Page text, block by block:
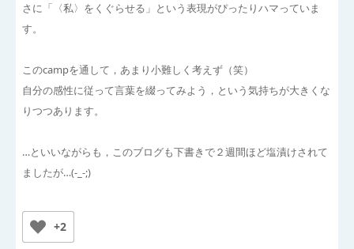
さに「〈私〉をくぐらせる」という表現がぴったりハマっていま
す。
このcampを通して，あまり小難しく考えず（笑）
自分の感性に従って言葉を綴ってみよう，という気持ちが大きくな
りつつあります。
…といいながらも，このブログも下書きで２週間ほど塩漬けされて
ましたが…(-_-;)
+2